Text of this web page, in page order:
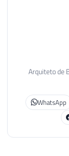
Arquiteto de
WhatsApp